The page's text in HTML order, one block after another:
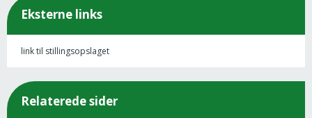
Eksterne links
link til stillingsopslaget
Relaterede sider